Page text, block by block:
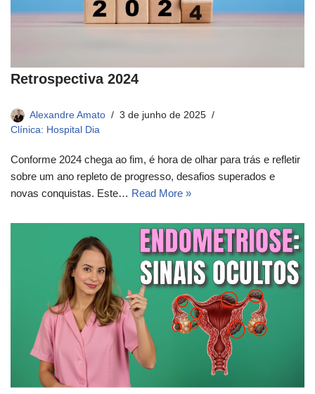
Retrospectiva 2024
Alexandre Amato
3 de junho de 2025
Clínica: Hospital Dia
Conforme 2024 chega ao fim, é hora de olhar para trás e refletir
sobre um ano repleto de progresso, desafios superados e
novas conquistas. Este… Read More »